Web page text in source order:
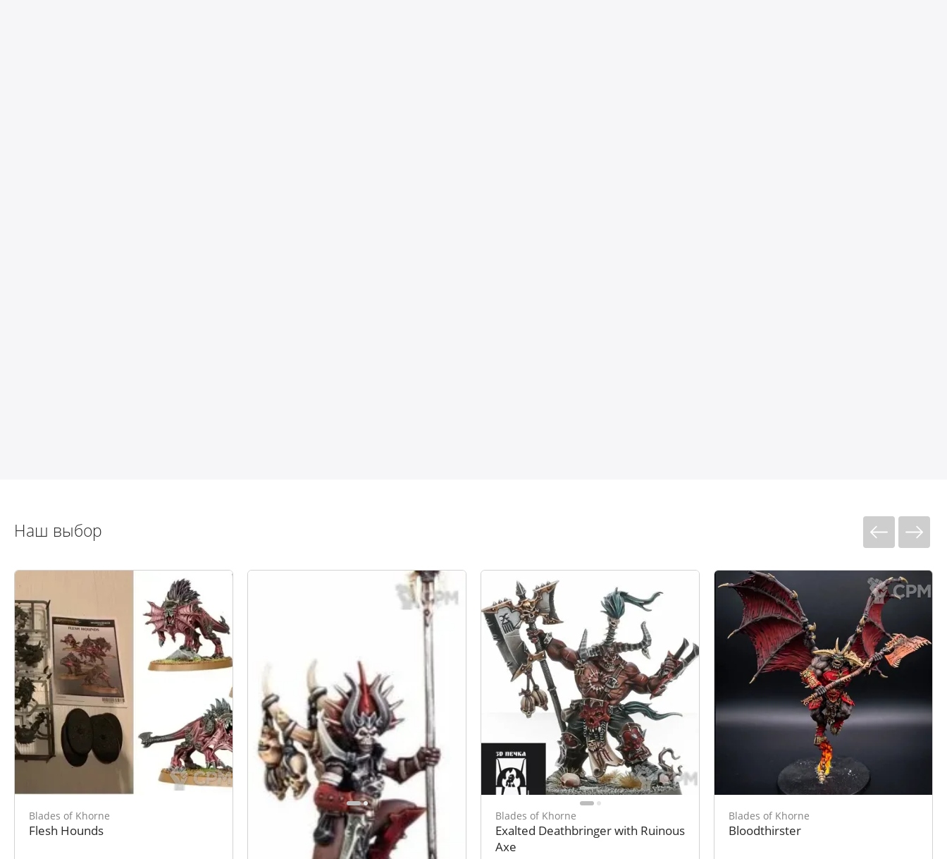
Наш выбор
Blades of Khorne
Flesh Hounds
Blades of Khorne
Realmgore Ritualist
Blades of Khorne
Exalted Deathbringer with Ruinous
Axe
Blades of Khorne
Bloodthirster